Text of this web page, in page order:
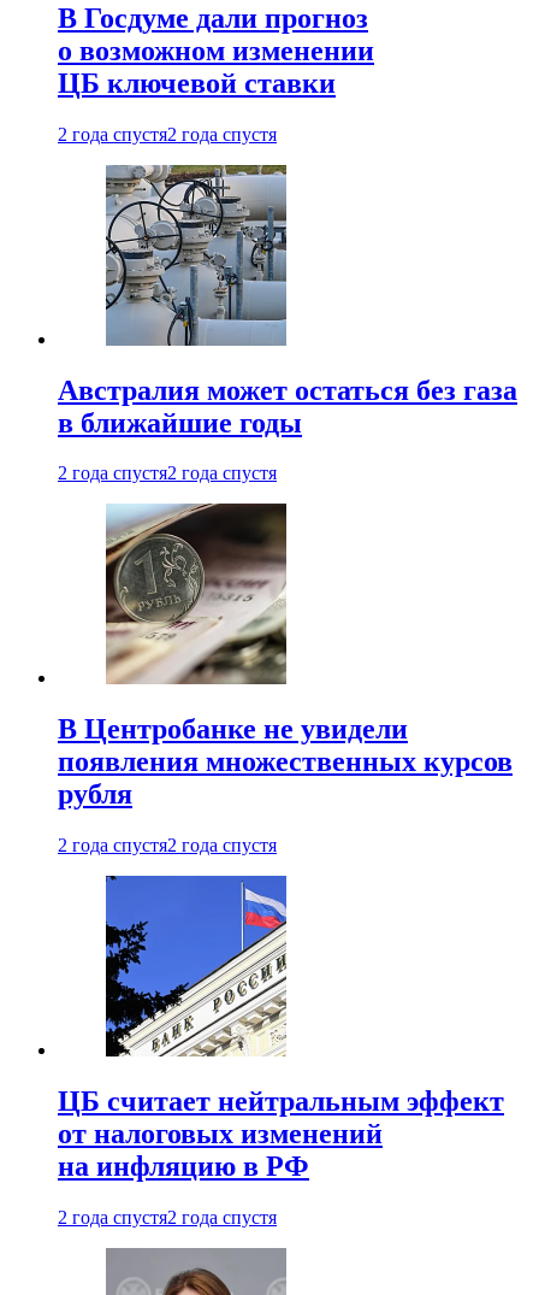
В Госдуме дали прогноз
о возможном изменении
ЦБ ключевой ставки
2 года спустя2 года спустя
Австралия может остаться без газа
в ближайшие годы
2 года спустя2 года спустя
В Центробанке не увидели
появления множественных курсов
рубля
2 года спустя2 года спустя
ЦБ считает нейтральным эффект
от налоговых изменений
на инфляцию в РФ
2 года спустя2 года спустя